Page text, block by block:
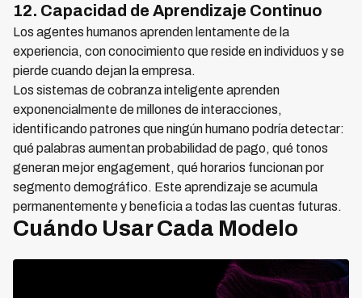
12. Capacidad de Aprendizaje Continuo
Los agentes humanos aprenden lentamente de la
experiencia, con conocimiento que reside en individuos y se
pierde cuando dejan la empresa.
Los sistemas de cobranza inteligente aprenden
exponencialmente de millones de interacciones,
identificando patrones que ningún humano podría detectar:
qué palabras aumentan probabilidad de pago, qué tonos
generan mejor engagement, qué horarios funcionan por
segmento demográfico. Este aprendizaje se acumula
permanentemente y beneficia a todas las cuentas futuras.
Cuándo Usar Cada Modelo